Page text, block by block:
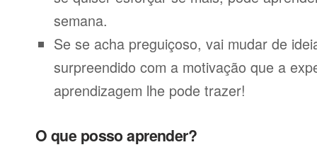
semana.
Se se acha preguiçoso, vai mudar de
surpreendido com a motivação que a
aprendizagem lhe pode trazer!
O que posso aprender?